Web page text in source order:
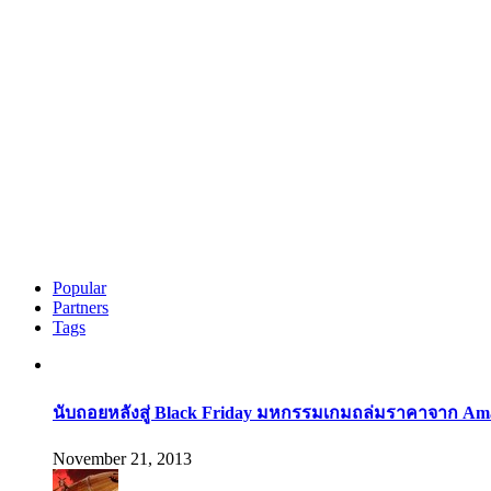
Popular
Partners
Tags
นับถอยหลังสู่ Black Friday มหกรรมเกมถล่มราคาจาก
November 21, 2013